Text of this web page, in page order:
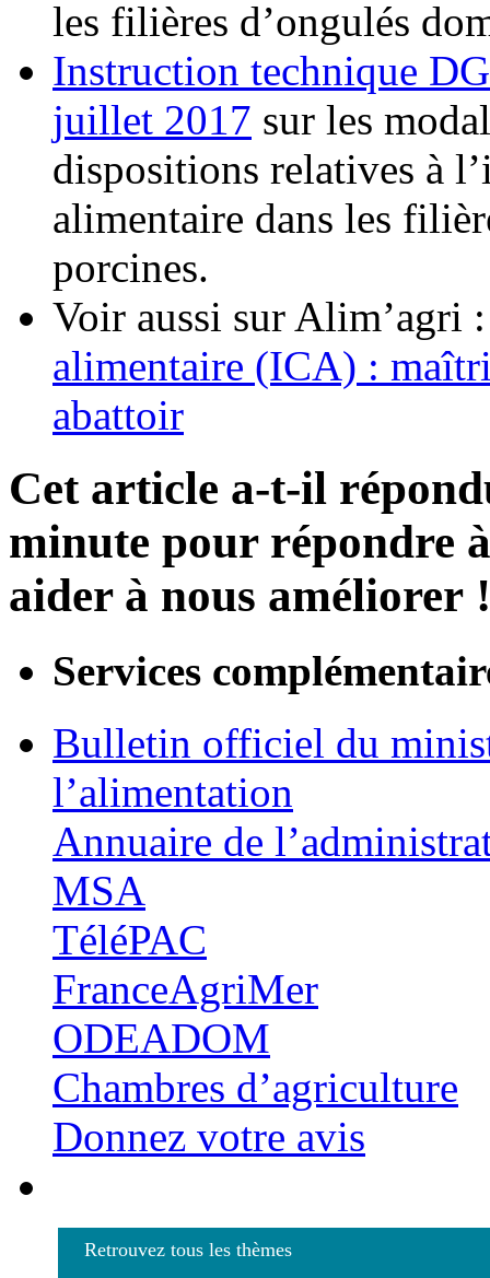
les filières d’ongulés
Instruction technique
juillet 2017 sur les
dispositions relatives à
alimentaire dans les
porcines.
Voir aussi sur Alim’agri
alimentaire (ICA) :
abattoir
Cet article a-t-il
minute pour répondre
aider à nous améliorer !
Services
Bulletin officiel du
l’alimentation
Annuaire de
MSA
TéléPAC
FranceAgriMer
ODEADOM
Chambres d’agriculture
Donnez votre avis
Retrouvez tous les thèmes